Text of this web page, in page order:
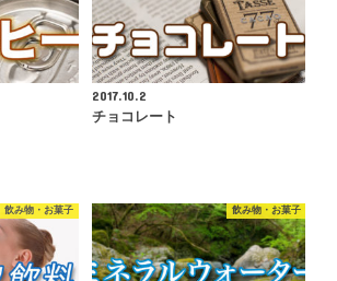
2017.10.2
チョコレート
飲み物・お菓子 飲み物・お菓子